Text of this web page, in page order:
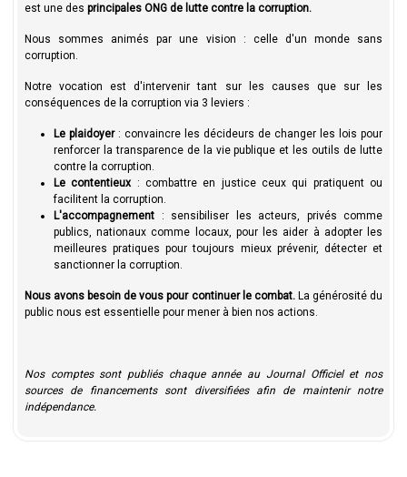
est une des principales ONG de lutte contre la corruption.
Nous sommes animés par une vision : celle d'un monde sans
corruption.
Notre vocation est d'intervenir tant sur les causes que sur les
conséquences de la corruption via 3 leviers :
Le plaidoyer : convaincre les décideurs de changer les lois pour
renforcer la transparence de la vie publique et les outils de lutte
contre la corruption.
Le contentieux : combattre en justice ceux qui pratiquent ou
facilitent la corruption.
L'accompagnement : sensibiliser les acteurs, privés comme
publics, nationaux comme locaux, pour les aider à adopter les
meilleures pratiques pour toujours mieux prévenir, détecter et
sanctionner la corruption.
Nous avons besoin de vous pour continuer le combat. La générosité du
public nous est essentielle pour mener à bien nos actions.
Nos comptes sont publiés chaque année au Journal Officiel et nos
sources de financements sont diversifiées afin de maintenir notre
indépendance.